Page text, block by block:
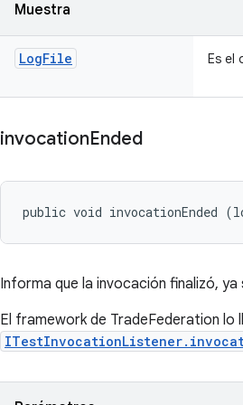
Muestra
LogFile Es el
invocationEnded
public void invocationEnded
Informa que la invocación finalizó,
El framework de TradeFederation lo